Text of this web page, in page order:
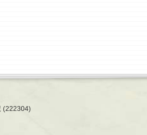
(222304)